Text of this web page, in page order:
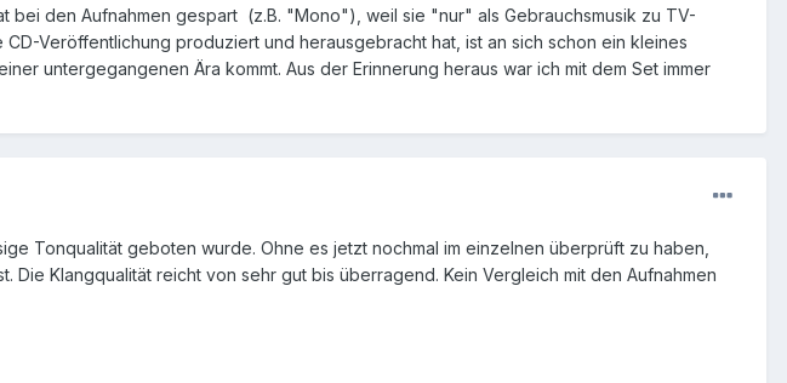
bei den Aufnahmen gespart (z.B. "Mono"), weil sie "nur" als Gebrauchsmusik zu TV-
Veröffentlichung produziert und herausgebracht hat, ist an sich schon ein kleines
untergegangenen Ära kommt. Aus der Erinnerung heraus war ich mit dem Set immer
Tonqualität geboten wurde. Ohne es jetzt nochmal im einzelnen überprüft zu haben,
Klangqualität reicht von sehr gut bis überragend. Kein Vergleich mit den Aufnahmen